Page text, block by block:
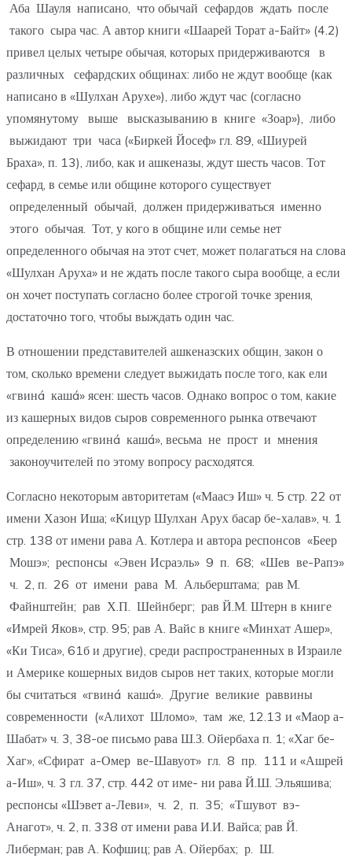
Аба Шауля написано, что обычай сефардов ждать после
такого сыра час. А автор книги «Шаарей Торат а-Байт» (4.2)
привел целых четыре обычая, которых придерживаются в
различных сефардских общинах: либо не ждут вообще (как
написано в «Шулхан Арухе»), либо ждут час (согласно
упомянутому выше высказыванию в книге «Зоар»), либо
выжидают три часа («Биркей Йосеф» гл. 89, «Шиурей
Браха», п. 13), либо, как и ашкеназы, ждут шесть часов. Тот
сефард, в семье или общине которого существует
определенный обычай, должен придерживаться именно
этого обычая. Тот, у кого в общине или семье нет
определенного обычая на этот счет, может полагаться на слова
«Шулхан Аруха» и не ждать после такого сыра вообще, а если
он хочет поступать согласно более строгой точке зрения,
достаточно того, чтобы выждать один час.
В отношении представителей ашкеназских общин, закон о
том, сколько времени следует выжидать после того, как ели
«гвинá кашá» ясен: шесть часов. Однако вопрос о том, какие
из кашерных видов сыров современного рынка отвечают
определению «гвинá кашá», весьма не прост и мнения
законоучителей по этому вопросу расходятся.
Согласно некоторым авторитетам («Маасэ Иш» ч. 5 стр. 22 от
имени Хазон Иша; «Кицур Шулхан Арух басар бе-халав», ч. 1
стр. 138 от имени рава А. Котлера и автора респонсов «Беер
Мошэ»; респонсы «Эвен Исраэль» 9 п. 68; «Шев ве-Рапэ»
ч. 2, п. 26 от имени рава М. Альберштама; рав М.
Файнштейн; рав Х.П. Шейнберг; рав Й.М. Штерн в книге
«Имрей Яков», стр. 95; рав А. Вайс в книге «Минхат Ашер»,
«Ки Тиса», 61б и другие), среди распространенных в Израиле
и Америке кошерных видов сыров нет таких, которые могли
бы считаться «гвинá кашá». Другие великие раввины
современности («Алихот Шломо», там же, 12.13 и «Маор а-
Шабат» ч. 3, 38-ое письмо рава Ш.З. Ойербаха п. 1; «Хаг бе-
Хаг», «Сфират а-Омер ве-Шавуот» гл. 8 пр. 111 и «Ашрей
а-Иш», ч. 3 гл. 37, стр. 442 от име- ни рава Й.Ш. Эльяшива;
респонсы «Шэвет а-Леви», ч. 2, п. 35; «Тшувот вэ-
Анагот», ч. 2, п. 338 от имени рава И.И. Вайса; рав Й.
Либерман; рав А. Кофшиц; рав А. Ойербах; р. Ш.